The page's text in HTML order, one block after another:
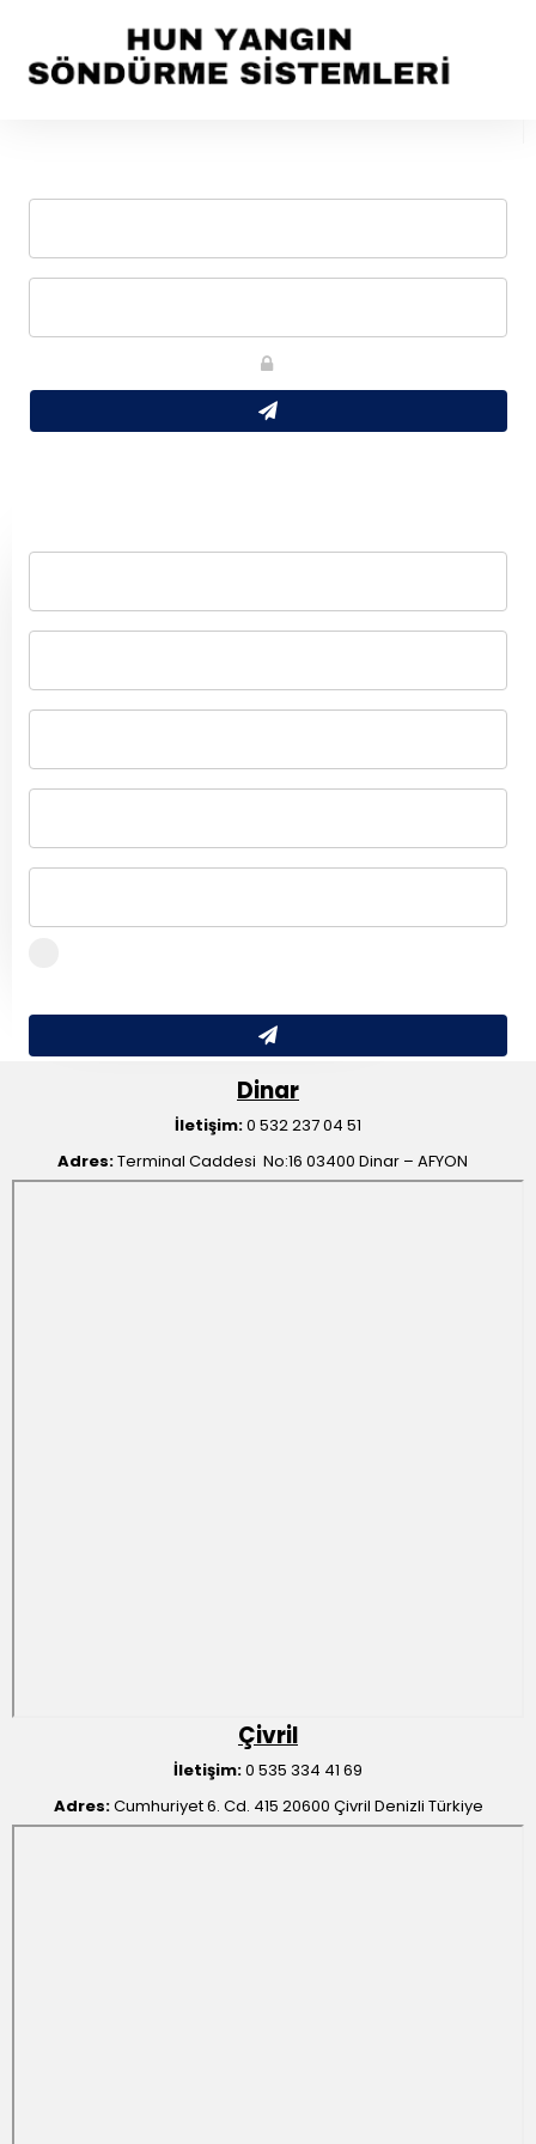
Dinar
İletişim:0 532 237 04 51
Adres:Terminal Caddesi No:16 03400 Dinar – AFYON
Çivril
İletişim:0 535 334 41 69
Adres:Cumhuriyet 6. Cd. 415 20600 Çivril Denizli Türkiye